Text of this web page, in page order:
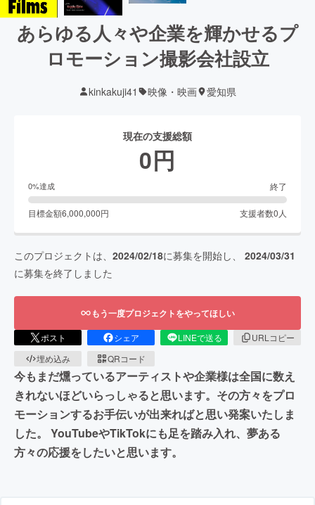
あらゆる人々や企業を輝かせるプ
ロモーション撮影会社設立
kinkakuji41 映像・映画 愛知県
現在の支援総額
0円
0%達成 終了
目標金額6,000,000円 支援者数0 人
このプロジェクトは、 2024/02/18に募集を開始し、 2024/03/31
に募集を終了しました
もう一度プロジェクトをやってほしい
ポスト シェア LINEで送る
URLコピー
埋め込み
QRコード
今もまだ燻っているアーティストや企業様は全国に数え
きれないほどいらっしゃると思います。その方々をプロ
モーションするお手伝いが出来ればと思い発案いたしま
した。 YouTubeやTikTokにも足を踏み入れ、夢ある
方々の応援をしたいと思います。